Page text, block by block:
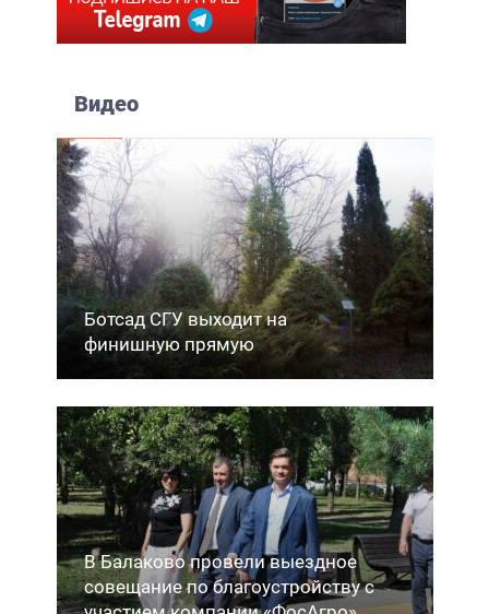
Видео
Ботсад СГУ выходит на
финишную прямую
В Балаково провели выездное
совещание по благоустройству с